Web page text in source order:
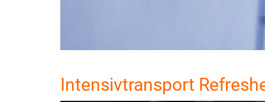
Intensivtransport